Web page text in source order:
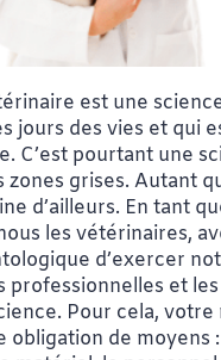
est une
jours des vies et qui
C’est pourtant une
zones grises. Autant
d’ailleurs. En tant
les vétérinaires,
d’exercer
professionnelles et
Pour cela, votre
obligation de moyens